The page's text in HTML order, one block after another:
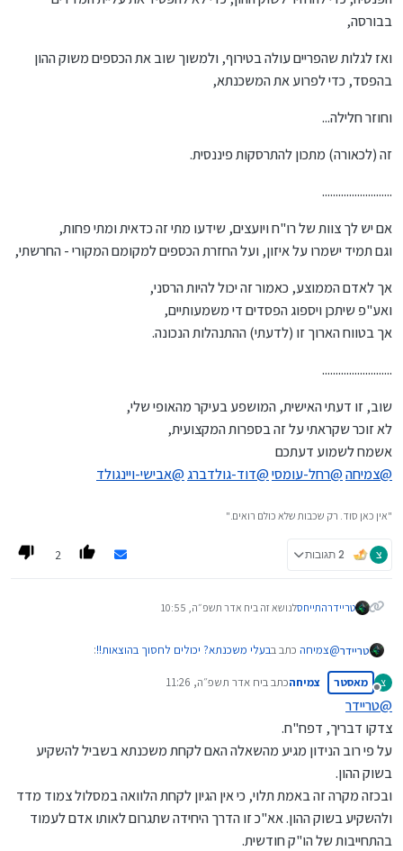
בבורסה,
ואז לגלות שהפריים עולה בטירוף, ולמשוך שוב את הכספים משוק ההון
בהפסד, כדי לפרוע את המשכנתא,
וחוזר חלילה...
זה (לכאורה) מתכון להתרסקות פיננסית.
..........................
אם יש לך צוות של רו"ח ויועצים, שידעו מתי זה כדאית ומתי פחות,
וגם תמיד ישמרו על איזון, ועל החזרת הכספים למקומם המקורי - החרשתי,
אך לאדם הממוצע, כאמור זה יכול להיות הרסני,
ואע"פ שיתכן ויספוג הפסדים די משמעותיים,
אך בטווח הארוך זו (לדעתי) ההתנהלות הנכונה.
..........................
שוב, זו דעתי האישית, המושפע בעיקר מהאופי שלי,
לא זוכר שקראתי על זה בספרות המקצועית,
אשמח לשמוע דעתכם
@צמיחה@רחל-עומסי@דוד-גולדברג@אבישי-ויינגולד
"אין כאן סוד. רק שכבות שלא כולם רואים."
צ 2 תגובות 2
טריידרהתייחסלנושא זה ביח אדר תשפ״ה, 10:55
טריידר@צמיחה כתב בבעלי משכנתא? יכולים לחסוך בהוצאות!!:
כפי הנראה שכדאי לו לפרוע מהר את המשכנתא במקום להשקיע
בשוק ההון. @שמואלכתב בבעלי משכנתא? יכולים לחסוך בהוצאות!!:
מה שיגרום להפסד במקום אחר..
צ
מנותק
מאסטר צמיחהכתב ביח אדר תשפ״ה, 11:26
נערך לאחרונה על ידי
@טריידר
צדקו דבריך, דפח"ח.
על פי רוב הנידון מגיע מהשאלה האם לקחת משכנתא בשביל להשקיע
בשוק ההון.
ובכזה מקרה זה באמת תלוי, כי אין הגיון לקחת הלוואה במסלול צמוד מדד
ולהשקיע בשוק ההון. אא"כ זו הדרך היחידה שתגרום לאותו אדם לעמוד
בהתחייבות של הו"ק חודשית.